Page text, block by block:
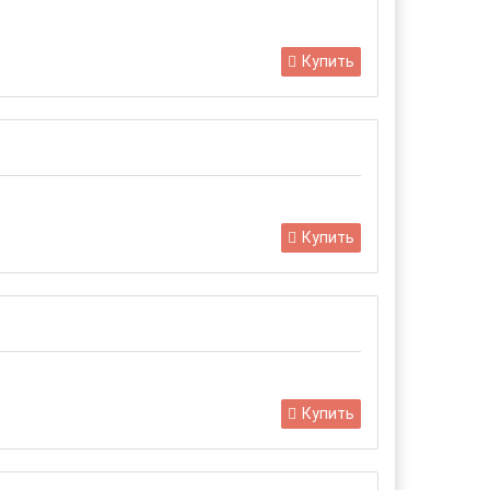
Купить
Купить
Купить